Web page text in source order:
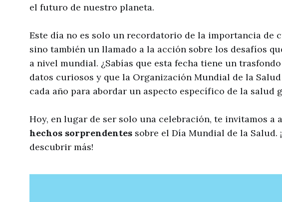
el futuro de nuestro planeta.
Este día no es solo un recordatorio de la importancia de
sino también un llamado a la acción sobre los desafíos
a nivel mundial. ¿Sabías que esta fecha tiene un
datos curiosos y que la Organización Mundial de la
cada año para abordar un aspecto específico de la salud
Hoy, en lugar de ser solo una celebración, te invitamos a
hechos sorprendentes sobre el Día Mundial de la Salud.
descubrir más!